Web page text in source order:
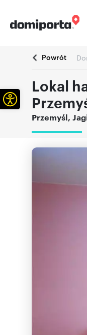
Powrót
Lokal
Przemyśl,
Otwórz pasek narzędzi